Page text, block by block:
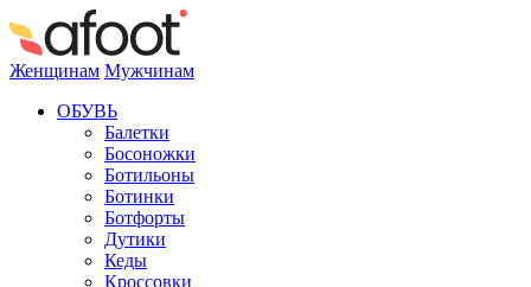
Женщинам Мужчинам
ОБУВЬ
Балетки
Босоножки
Ботильоны
Ботинки
Ботфорты
Дутики
Кеды
Кроссовки